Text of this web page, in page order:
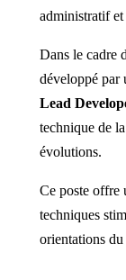
administratif et
Dans le cadre
développé par
Lead
technique de
évolutions.
Ce poste offre
techniques
orientations